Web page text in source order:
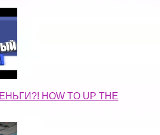
HOW TO UP THE